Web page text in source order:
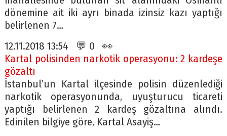
dönemine ait iki ayrı binada izinsiz kazı yaptığı
belirlenen 7…
12.11.2018 13:54 💬 0 👀
Kartal polisinden narkotik operasyonu: 2 kardeşe
gözaltı
İstanbul’un Kartal ilçesinde polisin düzenlediği
narkotik operasyonunda, uyuşturucu ticareti
yaptığı belirlenen 2 kardeş gözaltına alındı.
Edinilen bilgiye göre, Kartal Asayiş…